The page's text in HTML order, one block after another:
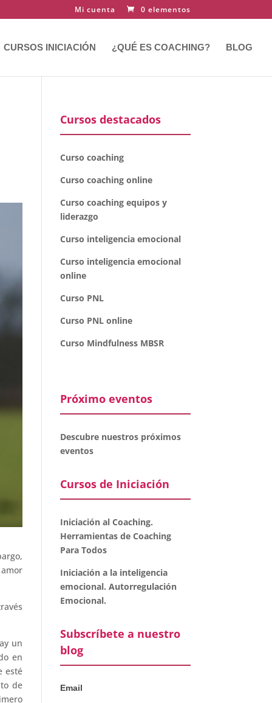
Mi cuenta 0 elementos
CURSOS INICIACIÓN ¿QUÉ ES COACHING? BLOG
un
en
esté
de
Cursos destacados
Curso coaching
Curso coaching online
Curso coaching equipos y
liderazgo
Curso inteligencia emocional
Curso inteligencia emocional
online
Curso PNL
Curso PNL online
Curso Mindfulness MBSR
Próximo eventos
Descubre nuestros próximos
eventos
Cursos de Iniciación
Iniciación al Coaching.
Herramientas de Coaching
Para Todos
Iniciación a la inteligencia
emocional. Autorregulación
Emocional.
Subscríbete a nuestro
blog
Email